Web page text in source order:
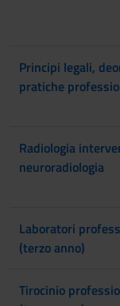
Principi legali,
pratiche
Radiologia
neuroradiologia
Laboratori
(terzo anno)
Tirocinio